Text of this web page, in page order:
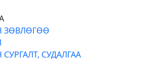
ЗӨВЛӨГӨӨ
СУДАЛГАА